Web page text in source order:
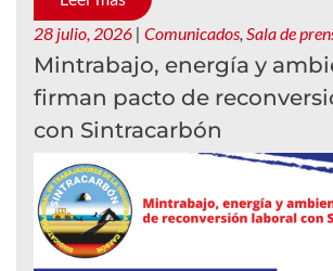
28 julio, 2026 | Comunicados, Sala de
Mintrabajo, energía y
firman pacto de
con Sintracarbón